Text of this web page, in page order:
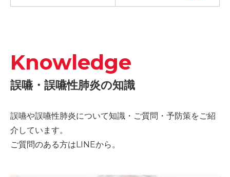
Knowledge
誤嚥・誤嚥性肺炎の知識
誤嚥や誤嚥性肺炎について知識・ご質問・予防策をご紹
介しています。
ご質問のある方はLINEから。